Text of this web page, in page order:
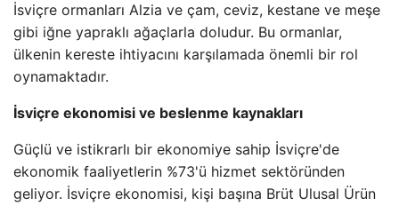
İsviçre ormanları Alzia ve çam, ceviz, kestane ve meşe
gibi iğne yapraklı ağaçlarla doludur. Bu ormanlar,
ülkenin kereste ihtiyacını karşılamada önemli bir rol
oynamaktadır.
İsviçre ekonomisi ve beslenme kaynakları
Güçlü ve istikrarlı bir ekonomiye sahip İsviçre'de
ekonomik faaliyetlerin %73'ü hizmet sektöründen
geliyor. İsviçre ekonomisi, kişi başına Brüt Ulusal Ürün